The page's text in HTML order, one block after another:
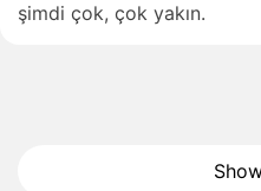
şimdi çok, çok yakın.